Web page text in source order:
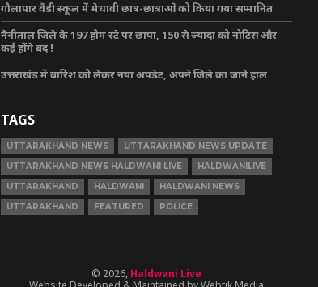
गौलापार वैंडी स्कूल में मेधावी छात्र-छात्राओं को किया गया सम्मानित
नैनीताल जिले के 197 होम स्टे पर छापा, 150 से ज्यादा को नोटिस और
कई होंगे बंद !
उत्तराखंड में बारिश को लेकर नया अपडेट, अपने जिले का जाने हाल
TAGS
UTTARAKHAND NEWS
UTTARAKHAND NEWS UPDATE
UTTARAKHAND NEWS HALDWANI LIVE
HALDWANILIVE
UTTARAKHAND
HALDWANI
HALDWANI NEWS
UTTARAKHAND
FEATURED POLICE
© 2026, Haldwani Live